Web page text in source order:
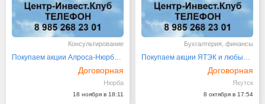
Консультирование
Покупаем акции Алроса-Нюрба и любые другие акции
Договорная
Нюрба
18 ноября в 18:11
Бухгалтерия, финансы
Покупаем акции ЯТЭК и любые другие акции
Договорная
Якутск
8 октября в 17:54